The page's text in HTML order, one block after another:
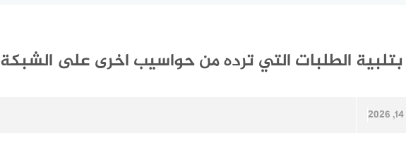
الطلبات التي ترده من حواسيب اخرى على الشبكة